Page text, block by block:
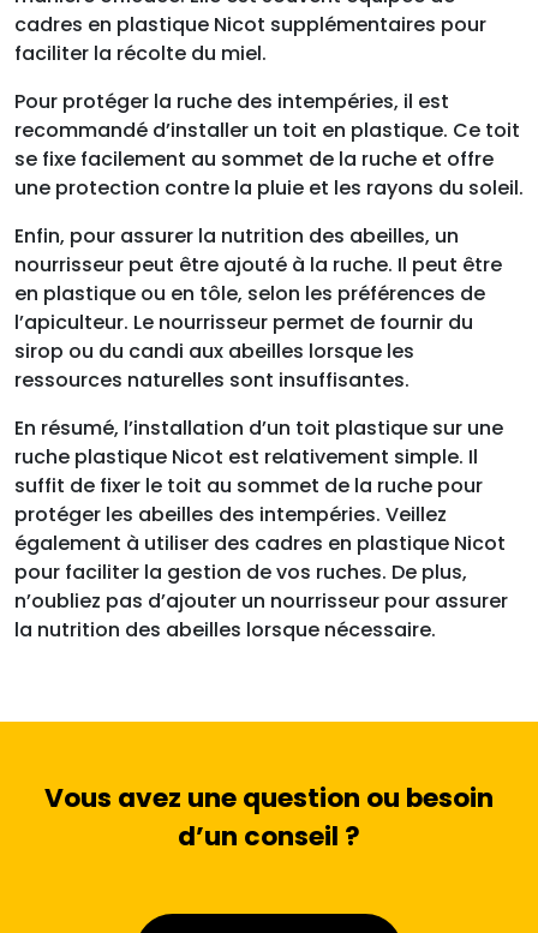
cadres en plastique Nicot supplémentaires pour
faciliter la récolte du miel.
Pour protéger la ruche des intempéries, il est
recommandé d’installer un toit en plastique. Ce toit
se fixe facilement au sommet de la ruche et offre
une protection contre la pluie et les rayons du soleil.
Enfin, pour assurer la nutrition des abeilles, un
nourrisseur peut être ajouté à la ruche. Il peut être
en plastique ou en tôle, selon les préférences de
l’apiculteur. Le nourrisseur permet de fournir du
sirop ou du candi aux abeilles lorsque les
ressources naturelles sont insuffisantes.
En résumé, l’installation d’un toit plastique sur une
ruche plastique Nicot est relativement simple. Il
suffit de fixer le toit au sommet de la ruche pour
protéger les abeilles des intempéries. Veillez
également à utiliser des cadres en plastique Nicot
pour faciliter la gestion de vos ruches. De plus,
n’oubliez pas d’ajouter un nourrisseur pour assurer
la nutrition des abeilles lorsque nécessaire.
Vous avez une question ou besoin
d’un conseil ?